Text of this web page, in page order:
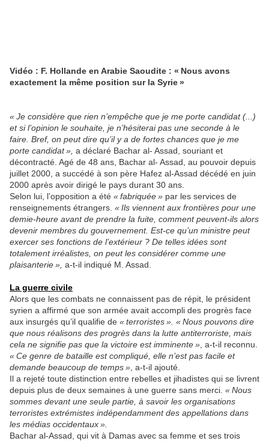
Vidéo : F. Hollande en Arabie Saoudite : « Nous avons
exactement la même position sur la Syrie »
« Je considère que rien n’empêche que je me porte candidat (...)
et si l’opinion le souhaite, je n’hésiterai pas une seconde à le
faire. Bref, on peut dire qu’il y a de fortes chances que je me
porte candidat », a déclaré Bachar al- Assad, souriant et
décontracté. Agé de 48 ans, Bachar al- Assad, au pouvoir depuis
juillet 2000, a succédé à son père Hafez al-Assad décédé en juin
2000 après avoir dirigé le pays durant 30 ans.
Selon lui, l’opposition a été « fabriquée » par les services de
renseignements étrangers. « Ils viennent aux frontières pour une
demie-heure avant de prendre la fuite, comment peuvent-ils alors
devenir membres du gouvernement. Est-ce qu’un ministre peut
exercer ses fonctions de l’extérieur ? De telles idées sont
totalement irréalistes, on peut les considérer comme une
plaisanterie », a-t-il indiqué M. Assad.
La guerre civile
Alors que les combats ne connaissent pas de répit, le président
syrien a affirmé que son armée avait accompli des progrès face
aux insurgés qu’il qualifie de « terroristes ». « Nous pouvons dire
que nous réalisons des progrès dans la lutte antiterroriste, mais
cela ne signifie pas que la victoire est imminente » , a-t-il reconnu.
« Ce genre de bataille est compliqué, elle n’est pas facile et
demande beaucoup de temps » , a-t-il ajouté.
Il a rejeté toute distinction entre rebelles et jihadistes qui se livrent
depuis plus de deux semaines à une guerre sans merci. « Nous
sommes devant une seule partie, à savoir les organisations
terroristes extrémistes indépendamment des appellations dans
les médias occidentaux ».
Bachar al-Assad, qui vit à Damas avec sa femme et ses trois